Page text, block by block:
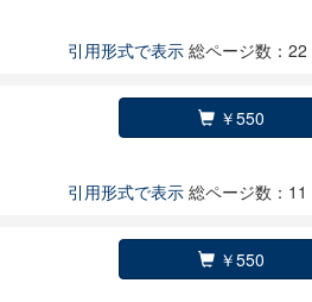
引用形式で表示 総ページ数：22
￥550
引用形式で表示 総ページ数：11
￥550